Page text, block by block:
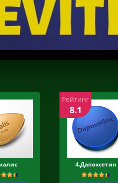
4.Дапоксетин
Рейтинг
8.1